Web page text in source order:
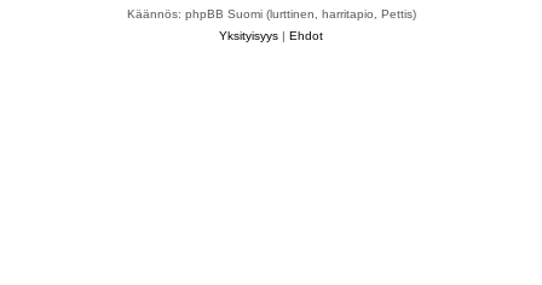
Käännös: phpBB Suomi (lurttinen, harritapio, Pettis)
Yksityisyys | Ehdot